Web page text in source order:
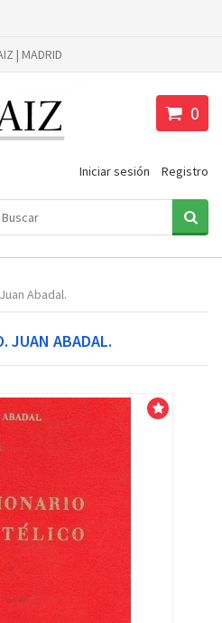
| MADRID
0
Iniciar sesión Registro
Juan Abadal.
JUAN ABADAL.